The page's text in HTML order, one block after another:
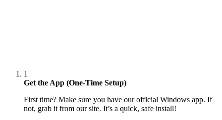
1
Get the App (One-Time Setup)
First time? Make sure you have our official Windows app. If
not, grab it from our site. It’s a quick, safe install!